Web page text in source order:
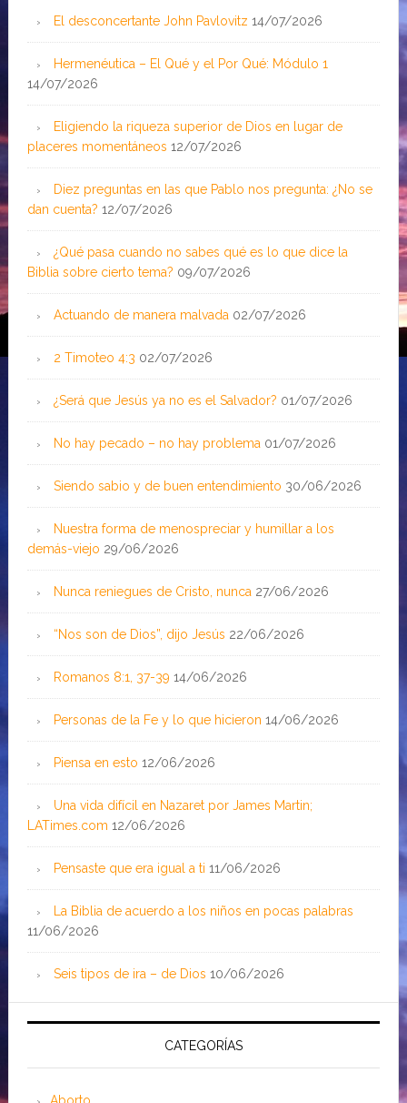
El desconcertante John Pavlovitz 14/07/2026
Hermenéutica – El Qué y el Por Qué: Módulo 1
14/07/2026
Eligiendo la riqueza superior de Dios en lugar de
placeres momentáneos 12/07/2026
Diez preguntas en las que Pablo nos pregunta: ¿No se
dan cuenta? 12/07/2026
¿Qué pasa cuando no sabes qué es lo que dice la
Biblia sobre cierto tema? 09/07/2026
Actuando de manera malvada 02/07/2026
2 Timoteo 4:3 02/07/2026
¿Será que Jesús ya no es el Salvador? 01/07/2026
No hay pecado – no hay problema 01/07/2026
Siendo sabio y de buen entendimiento 30/06/2026
Nuestra forma de menospreciar y humillar a los
demás-viejo 29/06/2026
Nunca reniegues de Cristo, nunca 27/06/2026
“Nos son de Dios”, dijo Jesús 22/06/2026
Romanos 8:1, 37-39 14/06/2026
Personas de la Fe y lo que hicieron 14/06/2026
Piensa en esto 12/06/2026
Una vida difícil en Nazaret por James Martin;
LATimes.com 12/06/2026
Pensaste que era igual a ti 11/06/2026
La Biblia de acuerdo a los niños en pocas palabras
11/06/2026
Seis tipos de ira – de Dios 10/06/2026
CATEGORÍAS